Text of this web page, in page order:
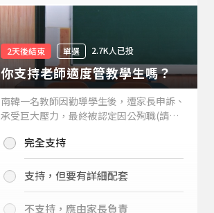
2天後結束 單選 2.7K人已投
你支持老師適度管教學生嗎？
南韓一名教師因勸導學生後，遭家長申訴、
承受巨大壓力，最終被認定因公殉職(請見
你支持老師適度管教學生嗎？
完全支持
支持，但要有詳細配套
不支持，應由家長負責